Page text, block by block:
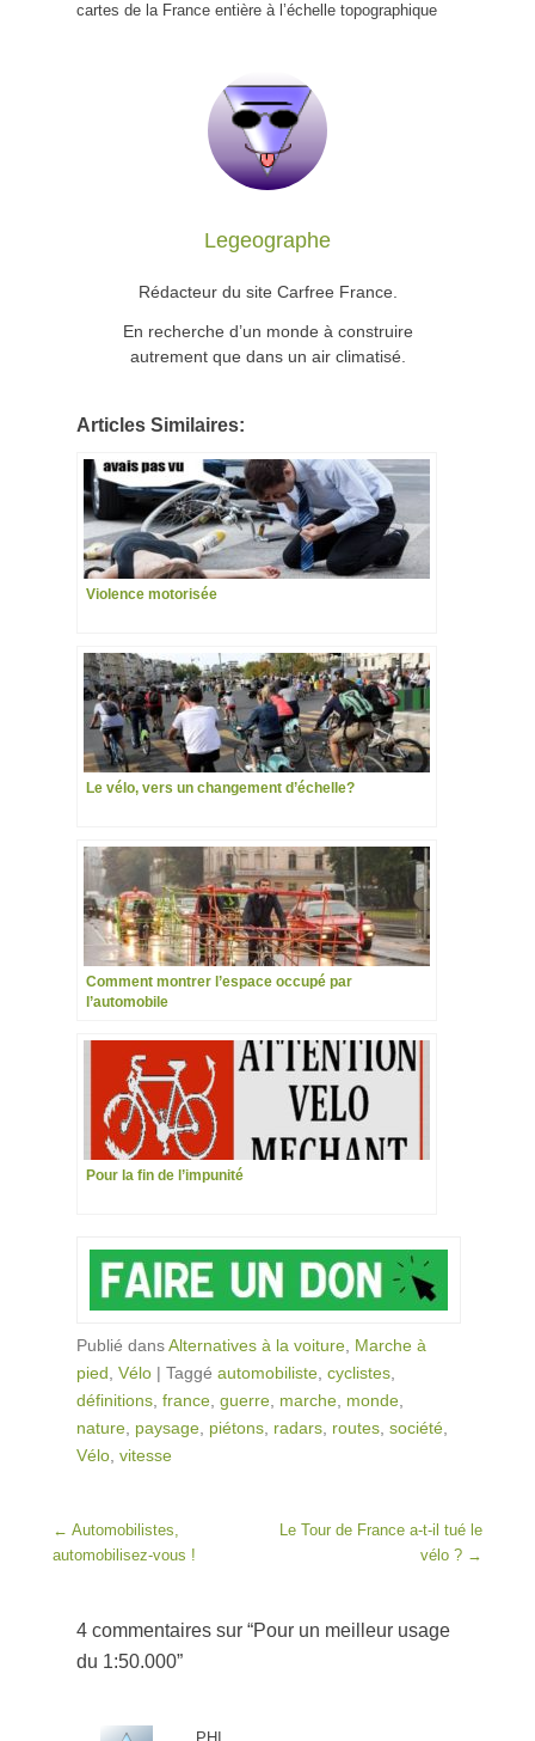
cartes de la France entière à l’échelle topographique
Legeographe
Rédacteur du site Carfree France.
En recherche d’un monde à construire
autrement que dans un air climatisé.
Articles Similaires:
Violence motorisée
Le vélo, vers un changement d’échelle?
Comment montrer l’espace occupé par
l’automobile
Pour la fin de l’impunité
Publié dansAlternatives à la voiture, Marche à
pied, Vélo | Taggé automobiliste, cyclistes,
définitions, france, guerre, marche, monde,
nature, paysage, piétons, radars, routes, société,
Vélo, vitesse
Post navigation
← Automobilistes,
automobilisez-vous !
Le Tour de France a-t-il tué le
vélo ? →
4 commentaires sur “Pour un meilleur usage
du 1:50.000”